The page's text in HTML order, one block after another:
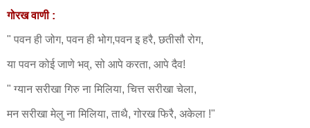
गोरख वाणी:
" पवन ही जोग, पवन ही भोग,पवन इ हरै, छतीसौ रोग,
या पवन कोई जाणे भव्, सो आपे करता, आपे दैव!
" ग्यानसरीखा गिरु ना मिलिया, चित्त सरीखा चेला,
मन सरीखा मेलु ना मिलिया, ताथै, गोरख फिरै, अकेला !"